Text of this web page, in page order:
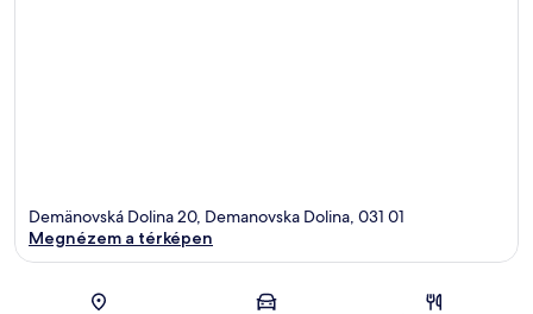
Térkép
Demänovská Dolina 20, Demanovska Dolina, 031 01
Megnézem a térképen